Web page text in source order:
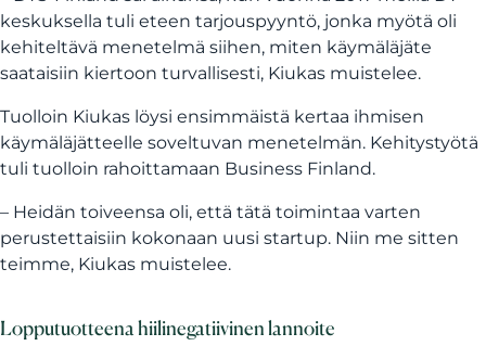
keskuksella tuli eteen tarjouspyyntö, jonka myötä oli
kehiteltävä menetelmä siihen, miten käymäläjäte
saataisiin kiertoon turvallisesti, Kiukas muistelee.
Tuolloin Kiukas löysi ensimmäistä kertaa ihmisen
käymäläjätteelle soveltuvan menetelmän. Kehitystyötä
tuli tuolloin rahoittamaan Business Finland.
– Heidän toiveensa oli, että tätä toimintaa varten
perustettaisiin kokonaan uusi startup. Niin me sitten
teimme, Kiukas muistelee.
Lopputuotteena hiilinegatiivinen lannoite